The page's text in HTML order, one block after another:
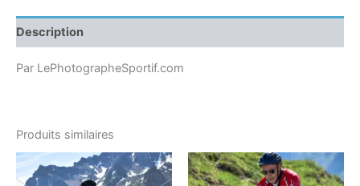
Description
Par LePhotographeSportif.com
Produits similaires